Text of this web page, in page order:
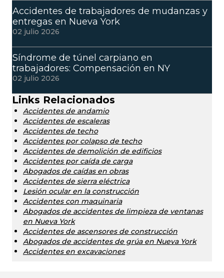
Accidentes de trabajadores de mudanzas y
entregas en Nueva York
02 julio 2026
Síndrome de túnel carpiano en
trabajadores: Compensación en NY
02 julio 2026
Links Relacionados
Accidentes de andamio
Accidentes de escaleras
Accidentes de techo
Accidentes por colapso de techo
Accidentes de demolición de edificios
Accidentes por caída de carga
Abogados de caídas en obras
Accidentes de sierra eléctrica
Lesión ocular en la construcción
Accidentes con maquinaria
Abogados de accidentes de limpieza de ventanas
en Nueva York
Accidentes de ascensores de construcción
Abogados de accidentes de grúa en Nueva York
Accidentes en excavaciones